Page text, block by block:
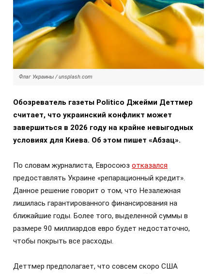
Флаг Украины / unsplash.com
Обозреватель газеты Politico Джейми Деттмер
считает, что украинский конфликт может
завершиться в 2026 году на крайне невыгодных
условиях для Киева. Об этом пишет «Абзац».
По словам журналиста, Евросоюз отказался
предоставлять Украине «репарационный кредит».
Данное решение говорит о том, что Незалежная
лишилась гарантированного финансирования на
ближайшие годы. Более того, выделенной суммы в
размере 90 миллиардов евро будет недостаточно,
чтобы покрыть все расходы.
Деттмер предполагает, что совсем скоро США